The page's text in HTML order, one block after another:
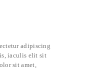
adipiscing
iaculis elit sit
sit amet,